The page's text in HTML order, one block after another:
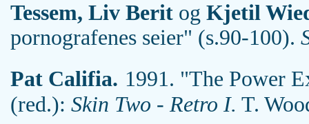
Tessem, Liv Berit og Kjetil
pornografenes seier" (s.90-100).
Pat Califia. 1991. "The Power
(red.): Skin Two - Retro I. T.